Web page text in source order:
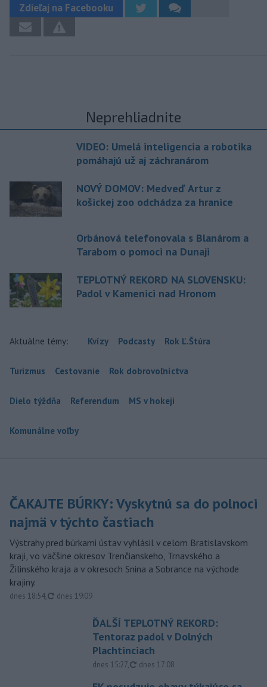
Zdieľaj na Facebooku
Neprehliadnite
VIDEO: Umelá inteligencia a robotika
pomáhajú už aj záchranárom
NOVÝ DOMOV: Medveď Artur z
košickej zoo odchádza za hranice
Orbánová telefonovala s Blanárom a
Tarabom o pomoci na Dunaji
TEPLOTNÝ REKORD NA SLOVENSKU:
Padol v Kamenici nad Hronom
Aktuálne témy: Kvízy Podcasty Rok Ľ.Štúra
Turizmus Cestovanie Rok dobrovoľníctva
Dielo týždňa Referendum MS v hokeji
Komunálne voľby
ČAKAJTE BÚRKY: Vyskytnú sa do polnoci
najmä v týchto častiach
Výstrahy pred búrkami ústav vyhlásil v celom Bratislavskom
kraji, vo väčšine okresov Trenčianskeho, Trnavského a
Žilinského kraja a v okresoch Snina a Sobrance na východe
krajiny.
dnes 18:54, aktualizované
dnes 19:09
ĎALŠÍ TEPLOTNÝ REKORD:
Tentoraz padol v Dolných
Plachtinciach
dnes 15:27, aktualizované
dnes 17:08